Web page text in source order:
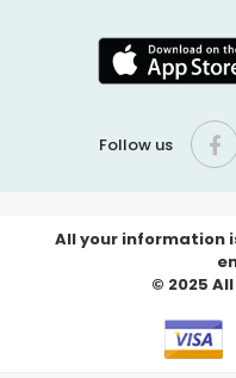
Follow us
All your information
© 2025